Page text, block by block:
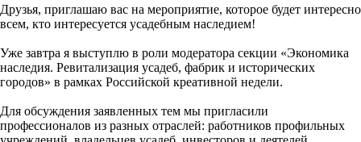
Друзья, приглашаю вас на мероприятие, которое будет интересно
всем, кто интересуется усадебным наследием!
Уже завтра я выступлю в роли модератора секции «Экономика
наследия. Ревитализация усадеб, фабрик и исторических
городов» в рамках Российской креативной недели.
Для обсуждения заявленных тем мы пригласили
профессионалов из разных отраслей: работников профильных